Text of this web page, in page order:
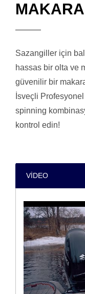
Sazangiller için
hassas bir olta ve
güvenilir bir
İsveçli
spinning
kontrol edin!
VIDEO